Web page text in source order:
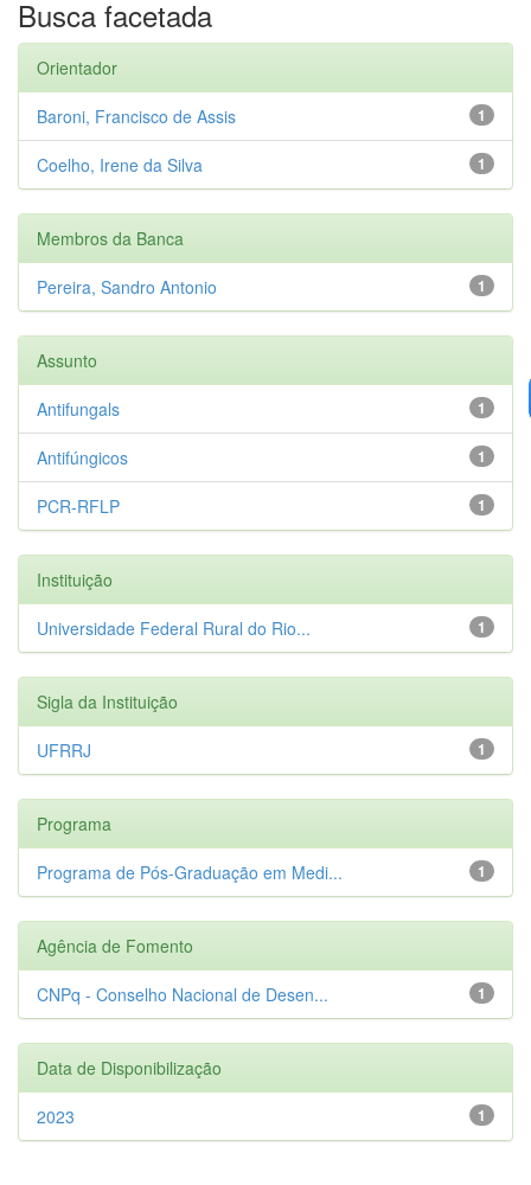
Busca facetada
Orientador
1
Baroni, Francisco de Assis
1
Coelho, Irene da Silva
Membros da Banca
1
Pereira, Sandro Antonio
Assunto
1
Antifungals
1
Antifúngicos
1
PCR-RFLP
Instituição
1
Universidade Federal Rural do Rio...
Sigla da Instituição
1
UFRRJ
Programa
1
Programa de Pós-Graduação em Medi...
Agência de Fomento
1
CNPq - Conselho Nacional de Desen...
Data de Disponibilização
1
2023